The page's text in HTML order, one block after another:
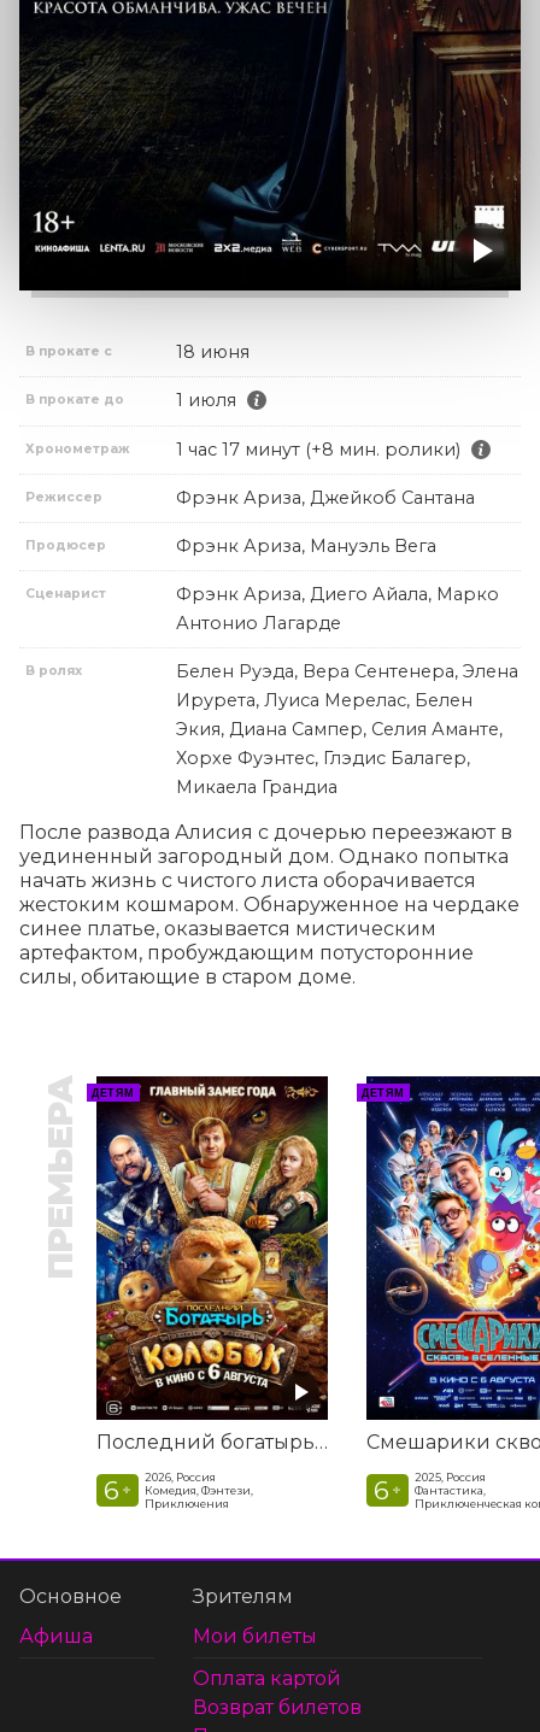
В прокате с 18 июня
В прокате до 1 июля
Хронометраж 1 час 17 минут (+8 мин. ролики)
Режиссер Фрэнк Ариза, Джейкоб Сантана
Продюсер Фрэнк Ариза, Мануэль Вега
Сценарист
Фрэнк Ариза, Диего Айала, Марко
Антонио Лагарде
В ролях
Белен Руэда, Вера Сентенера, Элена
Ирурета, Луиса Мерелас, Белен
Экия, Диана Сампер, Селия Аманте,
Хорхе Фуэнтес, Глэдис Балагер,
Микаела Грандиа
После развода Алисия с дочерью переезжают в
уединенный загородный дом. Однако попытка
начать жизнь с чистого листа оборачивается
жестоким кошмаром. Обнаруженное на чердаке
синее платье, оказывается мистическим
артефактом, пробуждающим потусторонние
силы, обитающие в старом доме.
ПРЕМЬЕРА ДЕТЯМ
Последний богатырь. Колобок
6 +
2026, Россия
Комедия, Фэнтези,
Приключения
ДЕТЯМ
6 +
2025, Россия
Фантастика,
Приключенческая
Основное
Афиша
Зрителям
Мои билеты
Оплата картой
Возврат билетов